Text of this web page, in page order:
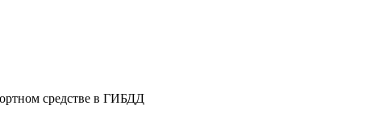
средстве в ГИБДД